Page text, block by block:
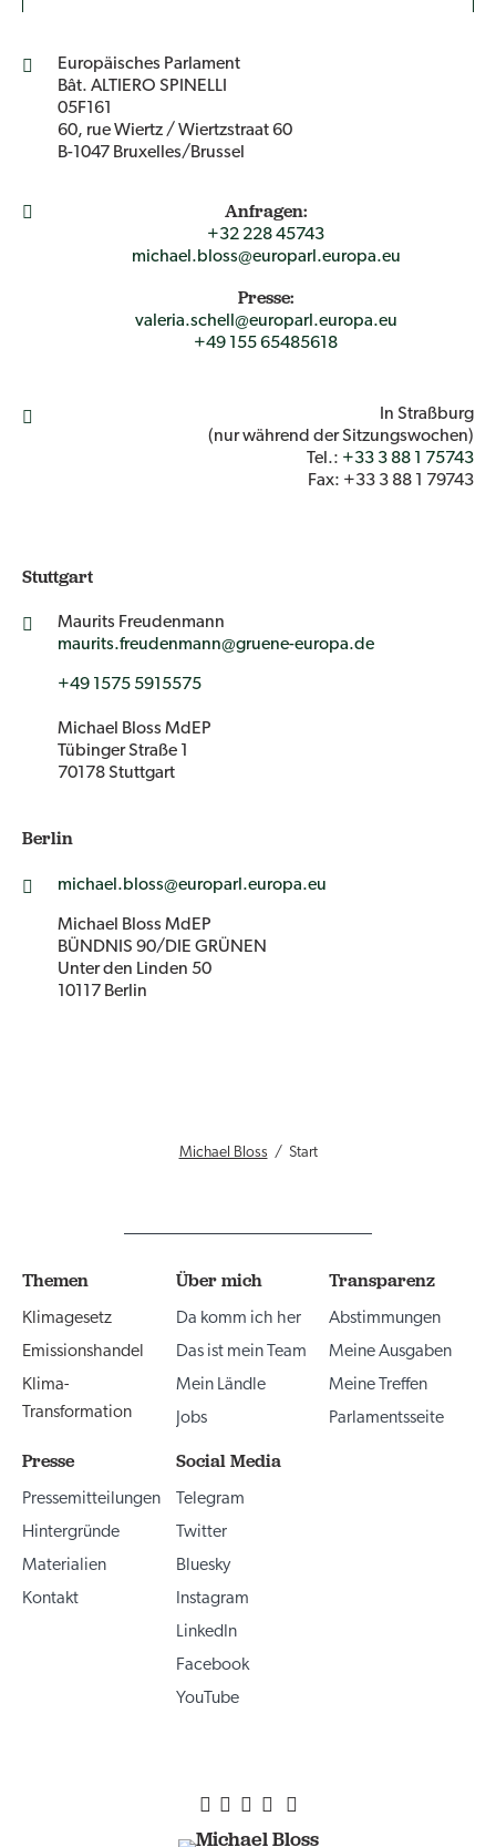
Europäisches Parlament
Bât. ALTIERO SPINELLI
05F161
60, rue Wiertz / Wiertzstraat 60
B-1047 Bruxelles/Brussel
Anfragen:
+32 228 45743
michael.bloss@europarl.europa.eu
Presse:
valeria.schell@europarl.europa.eu
+49 155 65485618
In Straßburg
(nur während der Sitzungswochen)
Tel.: +33 3 88 1 75743
Fax: +33 3 88 1 79743
Stuttgart
Maurits Freudenmann
maurits.freudenmann@gruene-europa.de
+49 1575 5915575
Michael Bloss MdEP
Tübinger Straße 1
70178 Stuttgart
Berlin
michael.bloss@europarl.europa.eu
Michael Bloss MdEP
BÜNDNIS 90/DIE GRÜNEN
Unter den Linden 50
10117 Berlin
Michael Bloss Start
Themen
Klimagesetz
Emissionshandel
Klima-
Transformation
Über mich
Da komm ich her
Das ist mein Team
Mein Ländle
Jobs
Transparenz
Abstimmungen
Meine Ausgaben
Meine Treffen
Parlamentsseite
Presse
Pressemitteilungen
Hintergründe
Materialien
Kontakt
Social Media
Telegram
Twitter
Bluesky
Instagram
LinkedIn
Facebook
YouTube